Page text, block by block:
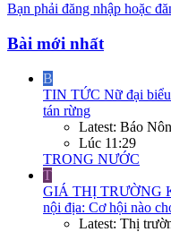
Bạn phải đăng nhập hoặc
Bài mới nhất
B
TIN TỨC Nữ đại
tán rừng
Latest: Báo
Lúc 11:29
TRONG NƯỚC
T
GIÁ THỊ TRƯỜNG
nội địa: Cơ hội nào
Latest: Thị